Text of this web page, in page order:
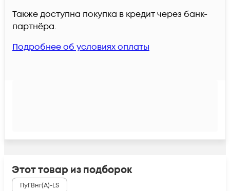
Также доступна покупка в кредит через банк-
партнёра.
Подробнее об условиях оплаты
Этот товар из подборок
ПуГВнг(А)-LS